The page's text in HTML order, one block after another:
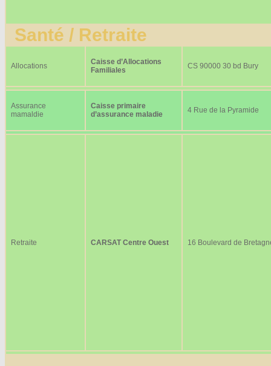
Santé / Retraite
Allocations
Caisse d’Allocations
Familiales
CS 90000 30 bd Bury
Assurance
mamaldie
Caisse primaire
d’assurance maladie
4 Rue de la Pyramide
Retraite CARSAT Centre Ouest 16 Boulevard de